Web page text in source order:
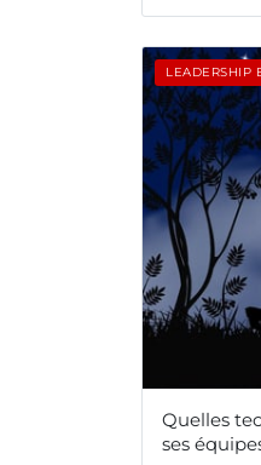
LEADERSHIP
Quelles
ses